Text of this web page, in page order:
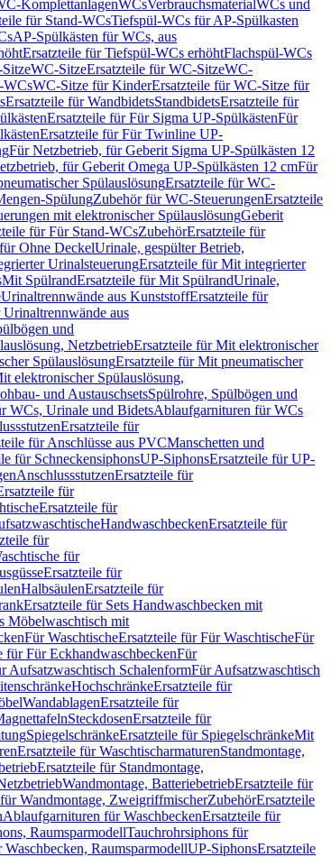
KomplettanlagenWCsVerbrauchsmaterialWCs und
für Stand-WCsTiefspül-WCs für AP-Spülkasten
AP-Spülkästen für WCs, aus
Ersatzteile für Tiefspül-WCs erhöhtFlachspül-WCs
WC-SitzeErsatzteile für WC-SitzeWC-
WCsWC-Sitze für KinderErsatzteile für WC-Sitze für
Ersatzteile für WandbidetsStandbidetsErsatzteile für
Ersatzteile für Für Sigma UP-SpülkästenFür
Ersatzteile für Für Twinline UP-
Für Netzbetrieb, für Geberit Sigma UP-Spülkästen 12
für Geberit Omega UP-Spülkästen 12 cmFür
SpülauslösungErsatzteile für WC-
SpülungZubehör für WC-SteuerungenErsatzteile
mit elektronischer SpülauslösungGeberit
für Für Stand-WCsZubehörErsatzteile für
Ohne DeckelUrinale, gespülter Betrieb,
UrinalsteuerungErsatzteile für Mit integrierter
Mit SpülrandErsatzteile für Mit SpülrandUrinale,
Urinaltrennwände aus KunststoffErsatzteile für
aus
und
NetzbetriebErsatzteile für Mit elektronischer
SpülauslösungErsatzteile für Mit pneumatischer
elektronischer Spülauslösung,
und AustauschsetsSpülrohre, Spülbögen und
WCs, Urinale und BidetsAblaufgarnituren für WCs
Ersatzteile für
für Anschlüsse aus PVCManschetten und
für SchneckensiphonsUP-SiphonsErsatzteile für UP-
AnschlussstutzenErsatzteile für
für
Ersatzteile für
HandwaschbeckenErsatzteile für
für
für
Ersatzteile für
HalbsäulenErsatzteile für
Ersatzteile für Sets Handwaschbecken mit
Möbelwaschtisch mit
Für WaschtischeErsatzteile für Für WaschtischeFür
für Für EckhandwaschbeckenFür
Aufsatzwaschtisch SchalenformFür Aufsatzwaschtisch
HochschränkeErsatzteile für
WandablagenErsatzteile für
SteckdosenErsatzteile für
SpiegelschränkeErsatzteile für SpiegelschränkeMit
Ersatzteile für WaschtischarmaturenStandmontage,
Ersatzteile für Standmontage,
Wandmontage, BatteriebetriebErsatzteile für
Wandmontage, ZweigriffmischerZubehörErsatzteile
Ablaufgarnituren für WaschbeckenErsatzteile für
RaumsparmodellTauchrohrsiphons für
RaumsparmodellUP-SiphonsErsatzteile